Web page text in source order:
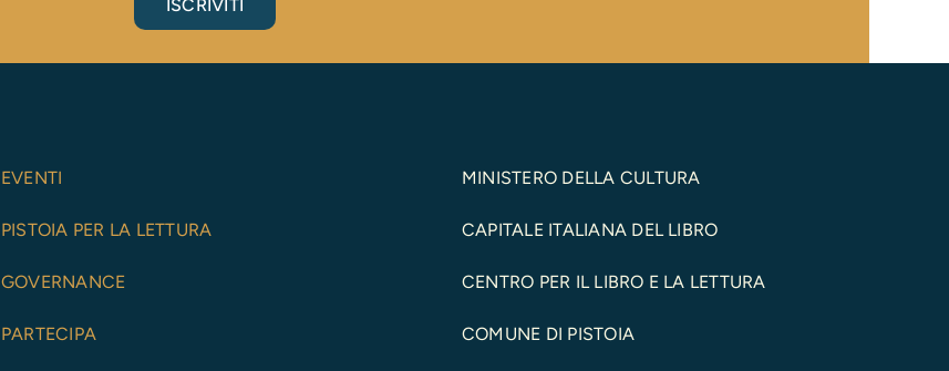
ISCRIVITI
EVENTI
PISTOIA PER LA LETTURA
GOVERNANCE
PARTECIPA
MINISTERO DELLA CULTURA
CAPITALE ITALIANA DEL LIBRO
CENTRO PER IL LIBRO E LA LETTURA
COMUNE DI PISTOIA